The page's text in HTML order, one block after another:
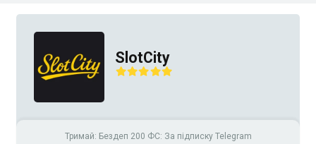
SlotCity
Тримай: Бездеп 200 ФС: За підписку Telegram